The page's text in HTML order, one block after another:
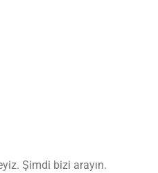
Şimdi bizi arayın.